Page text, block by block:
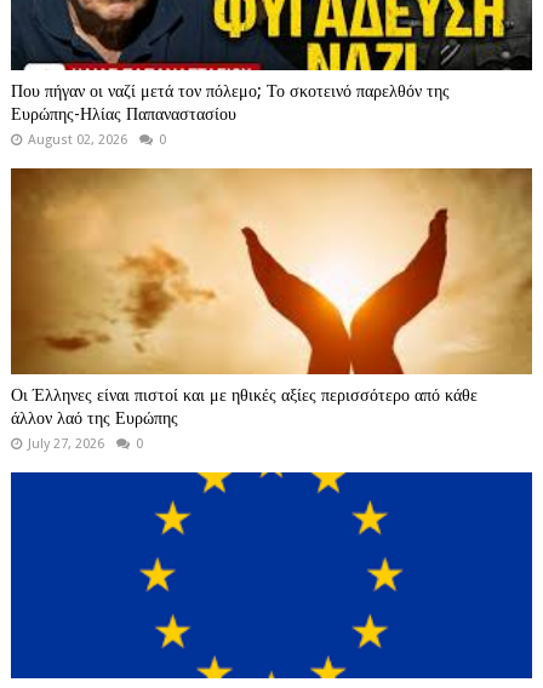
Που πήγαν οι ναζί μετά τον πόλεμο; Το σκοτεινό παρελθόν της
Ευρώπης-Ηλίας Παπαναστασίου
August 02, 2026 0
Οι Έλληνες είναι πιστοί και με ηθικές αξίες περισσότερο από κάθε
άλλον λαό της Ευρώπης
July 27, 2026 0